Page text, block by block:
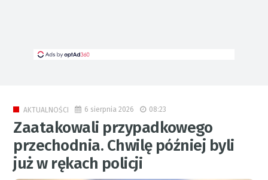
AKTUALNOŚCI 6 sierpnia 2026 08:23
Zaatakowali przypadkowego
przechodnia. Chwilę później byli
już w rękach policji